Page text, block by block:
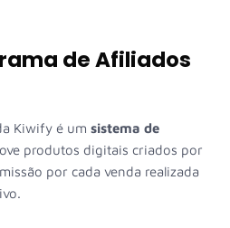
de Afiliados
Kiwify é um sistema de
produtos digitais criados por
por cada venda realizada